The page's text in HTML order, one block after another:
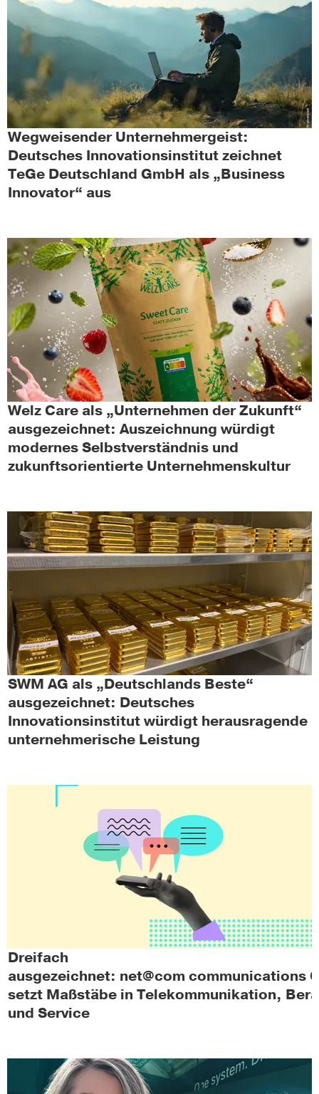
Wegweisender Unternehmergeist:
Deutsches Innovationsinstitut zeichnet
TeGe Deutschland GmbH als „Business
Innovator“ aus
Welz Care als „Unternehmen der Zukunft“
ausgezeichnet: Auszeichnung würdigt
modernes Selbstverständnis und
zukunftsorientierte Unternehmenskultur
SWM AG als „Deutschlands Beste“
ausgezeichnet: Deutsches
Innovationsinstitut würdigt herausragende
unternehmerische Leistung
Dreifach
ausgezeichnet: net@com communications
setzt Maßstäbe in Telekommunikation,
und Service